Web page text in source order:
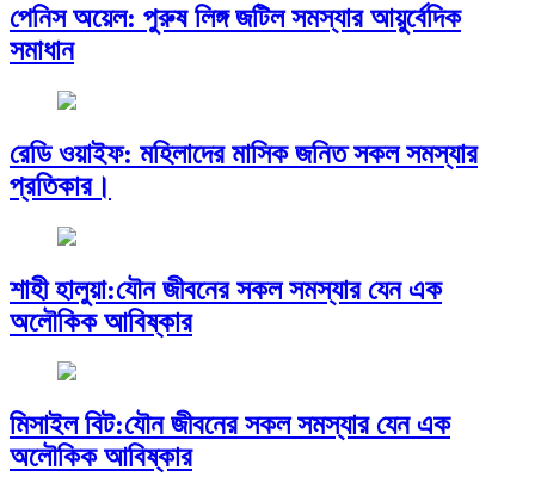
পেনিস অয়েল: পুরুষ লিঙ্গ জটিল সমস্যার আয়ুর্বেদিক
সমাধান
রেডি ওয়াইফ: মহিলাদের মাসিক জনিত সকল সমস্যার
প্রতিকার।
শাহী হালুয়া:যৌন জীবনের সকল সমস্যার যেন এক
অলৌকিক আবিষ্কার
মিসাইল বিট:যৌন জীবনের সকল সমস্যার যেন এক
অলৌকিক আবিষ্কার